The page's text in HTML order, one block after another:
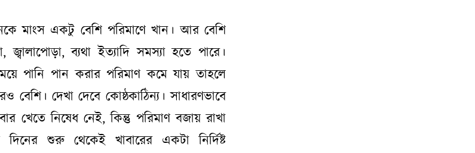
মাংস একটু বেশি পরিমাণে খান। আর বেশি
জ্বালাপোড়া, ব্যথা ইত্যাদি সমস্যা হতে পারে।
পানি পান করার পরিমাণ কমে যায় তাহলে
বেশি। দেখা দেবে কোষ্ঠকাঠিন্য। সাধারণভাবে
খেতে নিষেধ নেই, কিন্তু পরিমাণ বজায় রাখা
দিনের শুরু থেকেই খাবারের একটা নির্দিষ্ট